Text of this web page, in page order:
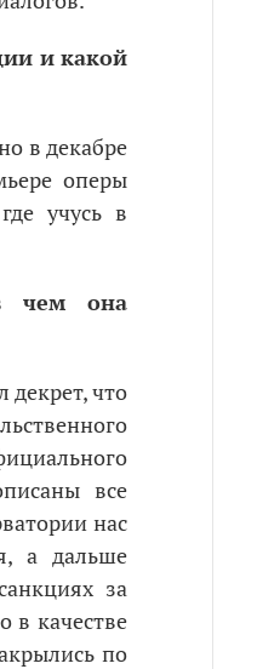
и какой
в декабре
оперы
учусь в
чем она
декрет, что
все
нас
а дальше
за
в качестве
по